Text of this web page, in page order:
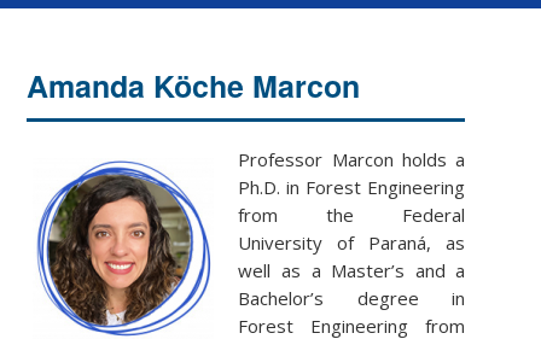
Amanda Köche Marcon
Professor Marcon holds a
Ph.D. in Forest Engineering
from the Federal
University of Paraná, as
well as a Master’s and a
Bachelor’s degree in
Forest Engineering from